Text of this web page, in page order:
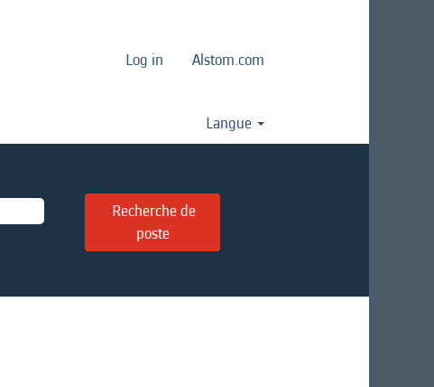
Log in Alstom.com
Langue